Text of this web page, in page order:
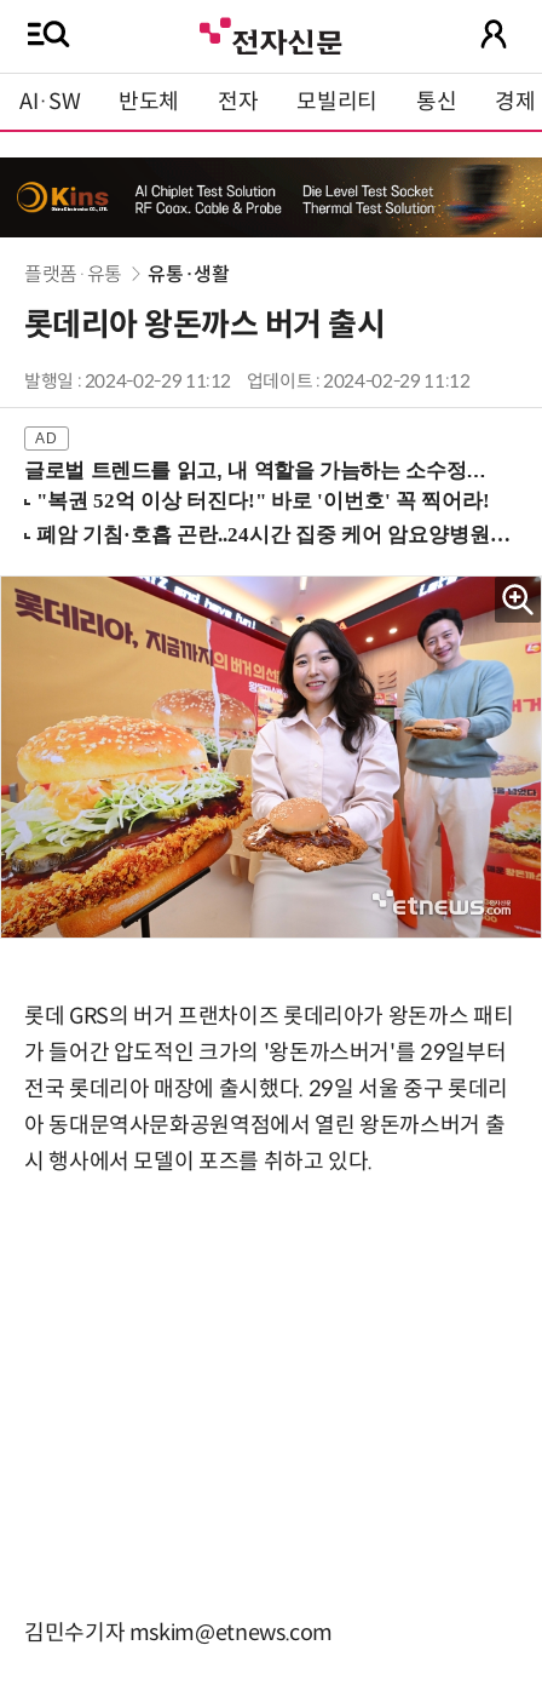
AI·SW 반도체 전자 모빌리티 통신 경제
플랫폼·유통 유통·생활
롯데리아 왕돈까스 버거 출시
발행일 : 2024-02-29 11:12 업데이트 : 2024-02-29 11:12
글로벌 트렌드를 읽고, 내 역할을 가늠하는 소수정예 실습 워크숍 (8/28 신논현역)
롯데 GRS의 버거 프랜차이즈 롯데리아가 왕돈까스 패티
가 들어간 압도적인 크가의 '왕돈까스버거'를 29일부터
전국 롯데리아 매장에 출시했다. 29일 서울 중구 롯데리
아 동대문역사문화공원역점에서 열린 왕돈까스버거 출
시 행사에서 모델이 포즈를 취하고 있다.
김민수기자 mskim@etnews.com